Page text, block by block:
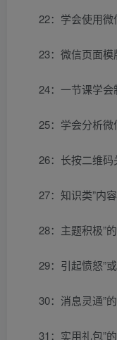
22：学会使用
23：微信页面
24：一节课学
25：学会分析
26：长按二维
27：知识类”内
28：主题积极”
29：引起愤怒”
30：消息灵通”
31：实用礼包”